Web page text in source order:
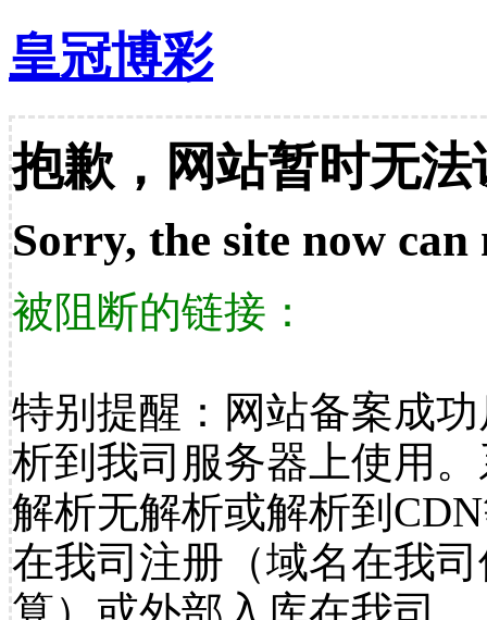
皇冠博彩
抱歉，网站暂时无法
Sorry, the site now can
被阻断的链接：
特别提醒：网站备案成
析到我司服务器上使用
解析无解析或解析到
在我司注册（域名在我